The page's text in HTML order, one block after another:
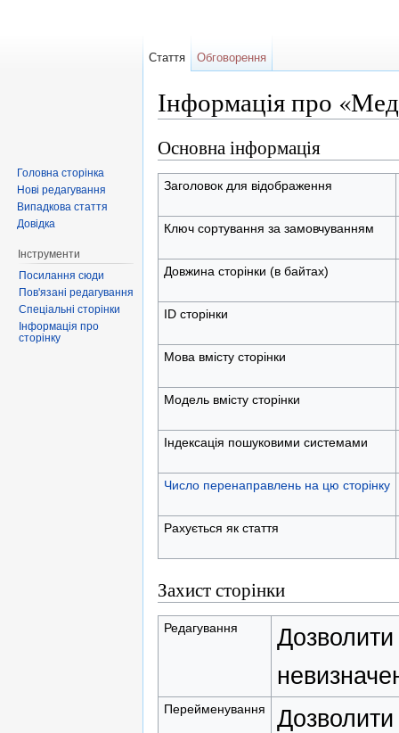
Інформація про
Основна інформація
Заголовок для відображення
Ключ сортування за замовчуванням
Довжина сторінки (в байтах)
ID сторінки
Мова вмісту сторінки
Модель вмісту сторінки
Індексація пошуковими системами
Число перенаправлень на цю сторінку
Рахується як стаття
Захист сторінки
Редагування
Перейменування
Стаття Обговорення
Головна сторінка
Нові редагування
Випадкова стаття
Довідка
Інструменти
Посилання сюди
Пов'язані редагування
Спеціальні сторінки
Інформація про
сторінку